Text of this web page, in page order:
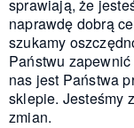
sprawiają, że
naprawdę dobrą
szukamy
Państwu
nas jest Państwa
sklepie. Jesteśmy
zmian.